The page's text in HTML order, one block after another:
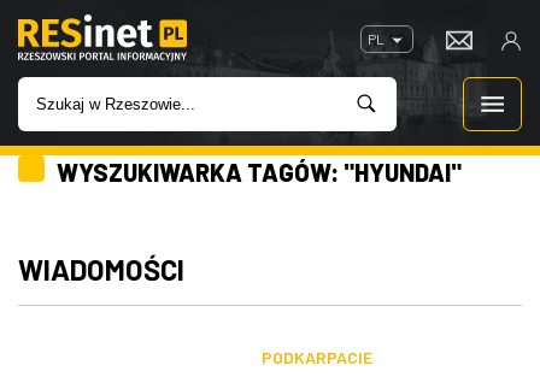
PL
WIADOMOŚCI
INWESTYCJE
WYSZUKIWARKA TAGÓW: "HYUNDAI"
WIADOMOŚCI
PODKARPACIE